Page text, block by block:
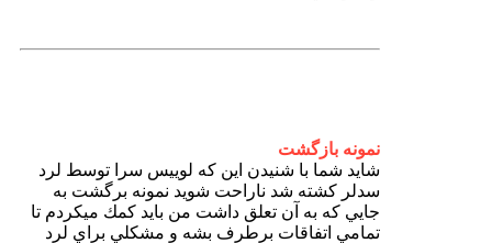
نمونه بازگشت
شايد شما با شنيدن اين كه لوييس سرا توسط لرد
سدلر كشته شد ناراحت شويد نمونه برگشت به
جايي كه به آن تعلق داشت من بايد كمك ميكردم تا
تمامي اتفاقات برطرف بشه و مشكلي براي لرد